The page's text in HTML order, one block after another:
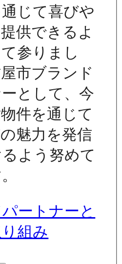
じて喜びや
供できるよ
参りまし
市ブランド
として、今
件を通じて
魅力を発信
よう努めて
ートナーと
組み